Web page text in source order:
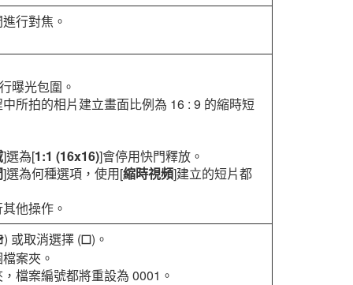
行對焦。
曝光包圍。
所拍的相片建立畫面比例為 16 : 9 的縮時短
]選為[1:1 (16x16)]會停用快門釋放。
]選為何種選項，使用[縮時視頻]建立的短片都
他操作。
) 或取消選擇 (U)。
案夾。
檔案編號都將重設為 0001。